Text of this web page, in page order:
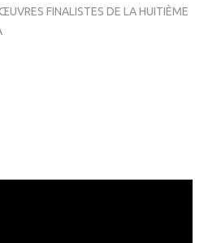
FINALISTES DE LA HUITIÈME